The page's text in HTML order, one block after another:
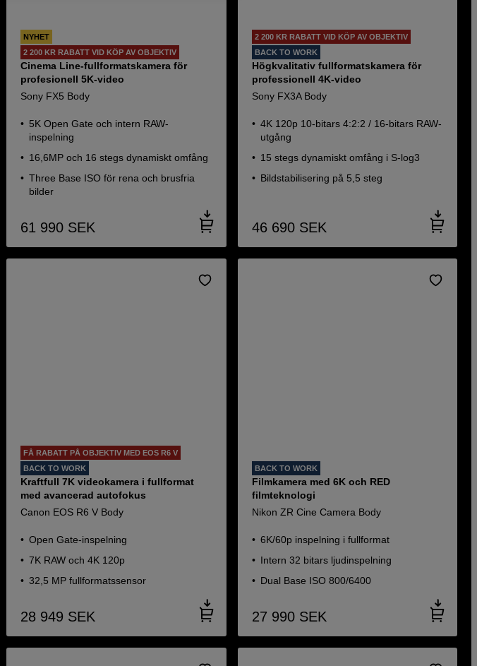
NYHET
2 200 KR RABATT VID KÖP AV OBJEKTIV
Cinema Line-fullformatskamera för
profesionell 5K-video
Sony FX5 Body
5K Open Gate och intern RAW-
inspelning
16,6MP och 16 stegs dynamiskt omfång
Three Base ISO för rena och brusfria
bilder
61 990 SEK
2 200 KR RABATT VID KÖP AV OBJEKTIV
BACK TO WORK
Högkvalitativ fullformatskamera för
professionell 4K-video
Sony FX3A Body
4K 120p 10-bitars 4:2:2 / 16-bitars RAW-
utgång
15 stegs dynamiskt omfång i S-log3
Bildstabilisering på 5,5 steg
46 690 SEK
FÅ RABATT PÅ OBJEKTIV MED EOS R6 V
BACK TO WORK
Kraftfull 7K videokamera i fullformat
med avancerad autofokus
Canon EOS R6 V Body
Open Gate-inspelning
7K RAW och 4K 120p
32,5 MP fullformatssensor
28 949 SEK
BACK TO WORK
Filmkamera med 6K och RED
filmteknologi
Nikon ZR Cine Camera Body
6K/60p inspelning i fullformat
Intern 32 bitars ljudinspelning
Dual Base ISO 800/6400
27 990 SEK